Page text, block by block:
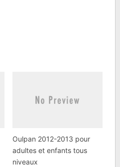
Oulpan 2012-2013 pour
adultes et enfants tous
niveaux